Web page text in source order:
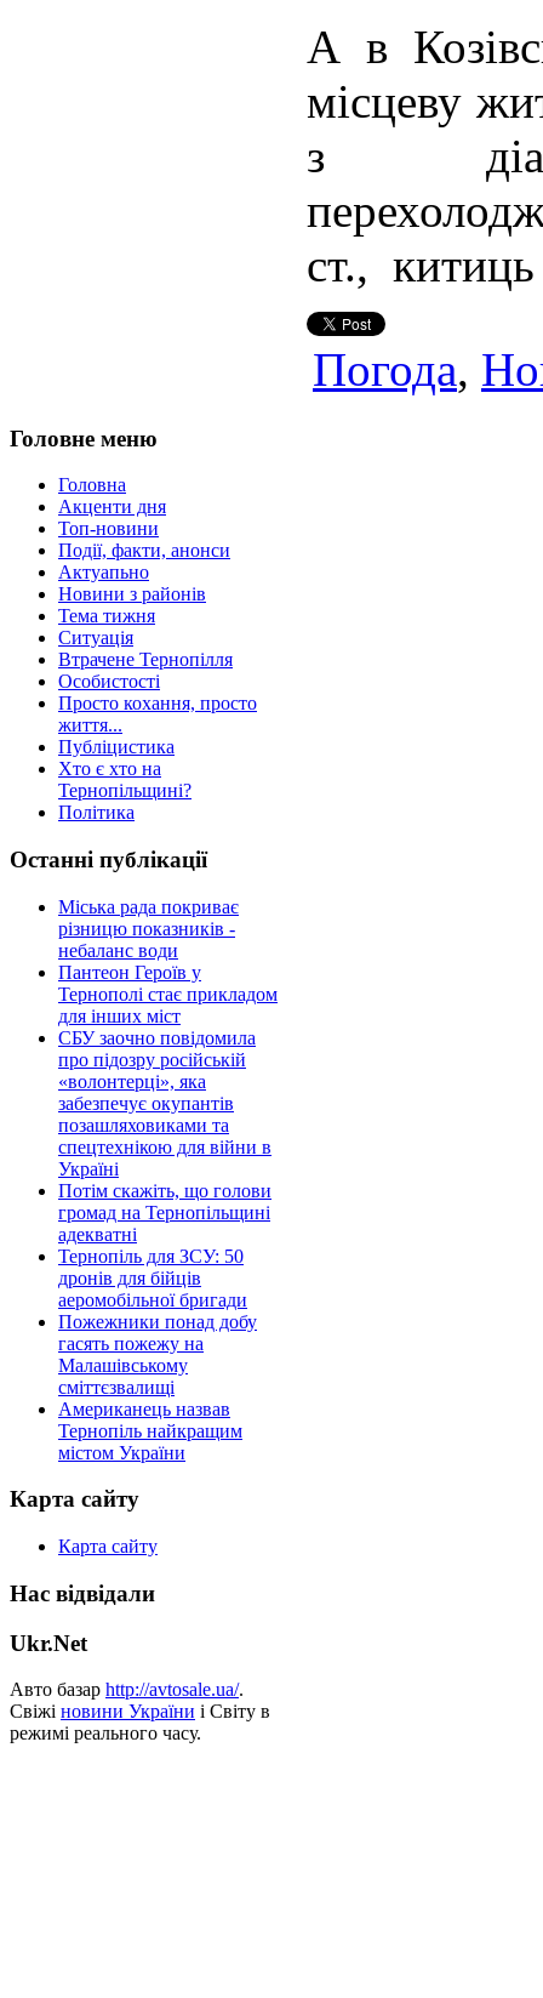
А в
місцеву
з
ст.,
Погода,
Головне меню
Головна
Акценти дня
Топ-новини
Події, факти, анонси
Актуапьно
Новини з районів
Тема тижня
Ситуація
Втрачене Тернопілля
Особистості
Просто кохання, просто
життя...
Публіцистика
Хто є хто на
Тернопільщині?
Політика
Останні публікації
Міська рада покриває
різницю показників -
небаланс води
Пантеон Героїв у
Тернополі стає прикладом
для інших міст
СБУ заочно повідомила
про підозру російській
«волонтерці», яка
забезпечує окупантів
позашляховиками та
спецтехнікою для війни в
Україні
Потім скажіть, що голови
громад на Тернопільщині
адекватні
Тернопіль для ЗСУ: 50
дронів для бійців
аеромобільної бригади
Пожежники понад добу
гасять пожежу на
Малашівському
сміттєзвалищі
Американець назвав
Тернопіль найкращим
містом України
Карта сайту
Карта сайту
Нас відвідали
Ukr.Net
Авто базар http://avtosale.ua/.
Свіжі новини України і Світу в
режимі реального часу.